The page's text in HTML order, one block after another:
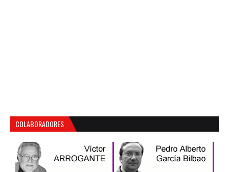
COLABORADORES